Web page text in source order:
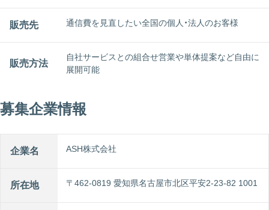
販売先 通信費を見直したい全国の個人・法人のお客様
販売方法
自社サービスとの組合せ営業や単体提案など自由に
展開可能
募集企業情報
企業名 ASH株式会社
所在地 〒462-0819 愛知県名古屋市北区平安2-23-82 1001